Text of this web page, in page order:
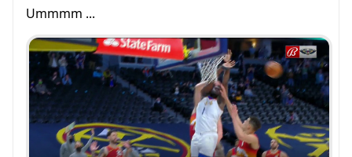
Ummmm ...